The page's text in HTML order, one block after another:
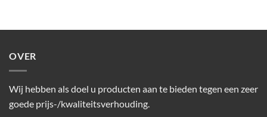
OVER
Wij hebben als doel u producten aan te bieden tegen een zeer
goede prijs-/kwaliteitsverhouding.